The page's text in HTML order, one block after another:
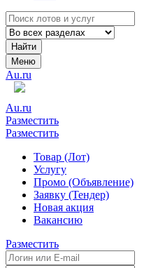
Найти
Меню
Au.ru
Au.ru
Разместить
Разместить
Товар (Лот)
Услугу
Промо (Объявление)
Заявку (Тендер)
Новая акция
Вакансию
Разместить